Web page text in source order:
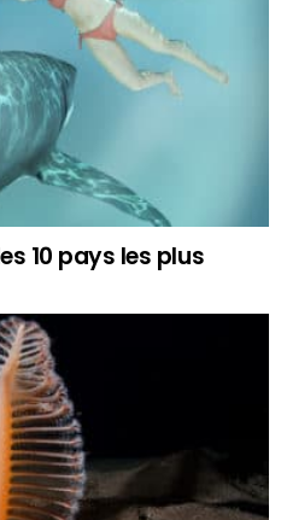
10 pays les plus